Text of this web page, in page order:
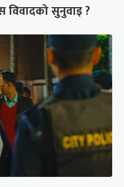
विवादको सुनुवाइ ?